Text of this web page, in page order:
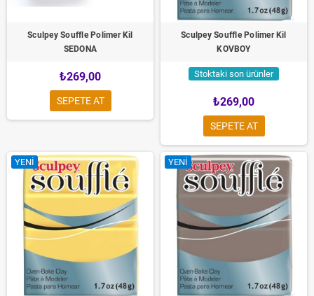
Sculpey Souffle Polimer Kil
SEDONA
₺269,00
SEPETE AT
Sculpey Souffle Polimer Kil
KOVBOY
Stoktaki son ürünler
₺269,00
SEPETE AT
YENI YENI